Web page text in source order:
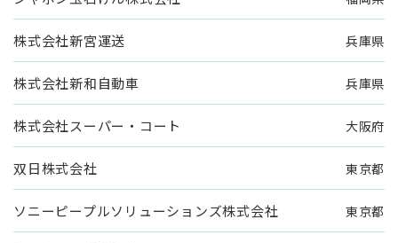
株式会社新宮運送 兵庫県
株式会社新和自動車 兵庫県
株式会社スーパー・コート 大阪府
双日株式会社 東京都
ソニーピープルソリューションズ株式会社 東京都